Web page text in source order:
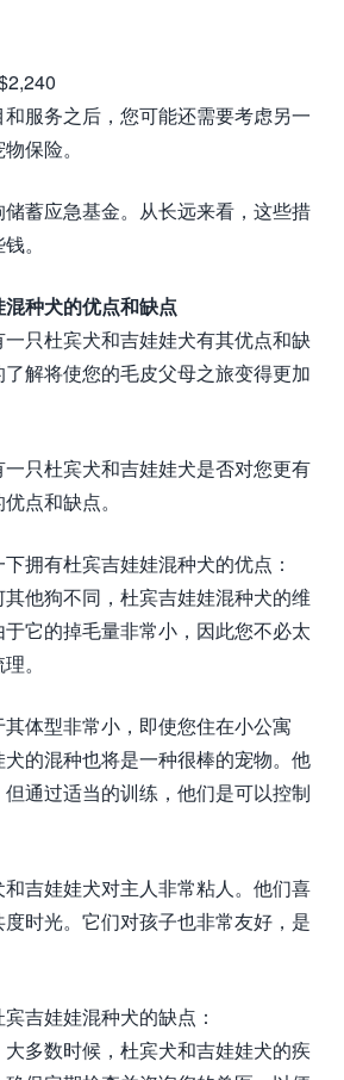
服务之后，您可能还需要考虑另一
保险。
蓄应急基金。从长远来看，这些措
。
种犬的优点和缺点
只杜宾犬和吉娃娃犬有其优点和缺
解将使您的毛皮父母之旅变得更加
只杜宾犬和吉娃娃犬是否对您更有
点和缺点。
拥有杜宾吉娃娃混种犬的优点：
他狗不同，杜宾吉娃娃混种犬的维
它的掉毛量非常小，因此您不必太
。
体型非常小，即使您住在小公寓
的混种也将是一种很棒的宠物。他
通过适当的训练，他们是可以控制
吉娃娃犬对主人非常粘人。他们喜
时光。它们对孩子也非常友好，是
吉娃娃混种犬的缺点：
多数时候，杜宾犬和吉娃娃犬的疾